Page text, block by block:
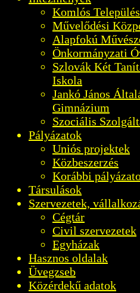
Komlós
Művelődési
Alapfokú
Önkormányzati
Szlovák Két
Iskola
Jankó János
Gimnázium
Szociális
Pályázatok
Uniós projektek
Közbeszerzés
Korábbi
Társulások
Szervezetek,
Cégtár
Civil szervezetek
Egyházak
Hasznos oldalak
Üvegzseb
Közérdekű adatok